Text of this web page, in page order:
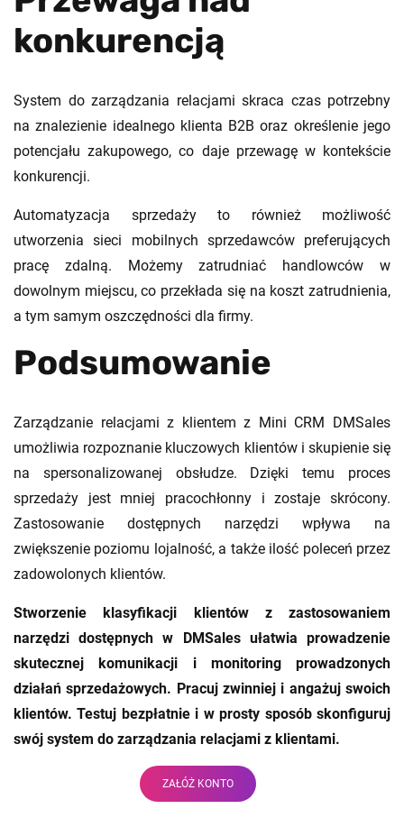
konkurencją
System do zarządzania relacjami skraca czas potrzebny
na znalezienie idealnego klienta B2B oraz określenie jego
potencjału zakupowego, co daje przewagę w kontekście
konkurencji.
Automatyzacja sprzedaży to również możliwość
utworzenia sieci mobilnych sprzedawców preferujących
pracę zdalną. Możemy zatrudniać handlowców w
dowolnym miejscu, co przekłada się na koszt zatrudnienia,
a tym samym oszczędności dla firmy.
Podsumowanie
Zarządzanie relacjami z klientem z Mini CRM DMSales
umożliwia rozpoznanie kluczowych klientów i skupienie się
na spersonalizowanej obsłudze. Dzięki temu proces
sprzedaży jest mniej pracochłonny i zostaje skrócony.
Zastosowanie dostępnych narzędzi wpływa na
zwiększenie poziomu lojalność, a także ilość poleceń przez
zadowolonych klientów.
Stworzenie klasyfikacji klientów z zastosowaniem
narzędzi dostępnych w DMSales ułatwia prowadzenie
skutecznej komunikacji i monitoring prowadzonych
działań sprzedażowych. Pracuj zwinniej i angażuj swoich
klientów. Testuj bezpłatnie i w prosty sposób skonfiguruj
swój system do zarządzania relacjami z klientami.
ZAŁÓŻ KONTO